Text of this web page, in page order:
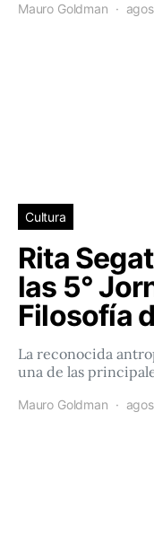
Mauro Goldman
Cultura
Rita
las 5°
Filosofía
La reconocida
una de las
Mauro Goldman